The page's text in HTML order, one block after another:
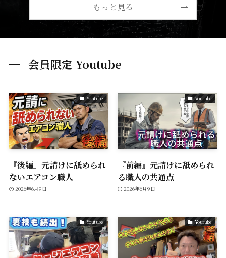
もっと見る
会員限定 Youtube
Youtube
『後編』元請けに舐められ
ないエアコン職人
2026年6月9日
Youtube
『前編』元請けに舐められ
る職人の共通点
2026年6月9日
Youtube Youtube